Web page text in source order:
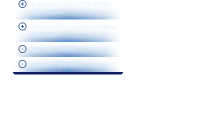
tranzistory Gold USSR KT907-
922 vhf-uhf
germiocidní ionizátor-ochrabna
proti virům
žárovky barevné
Vybavení prodejen